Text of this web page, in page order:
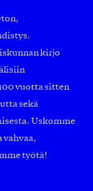
kirjo
vuotta sitten
sekä
Uskomme
vahvaa,
työtä!